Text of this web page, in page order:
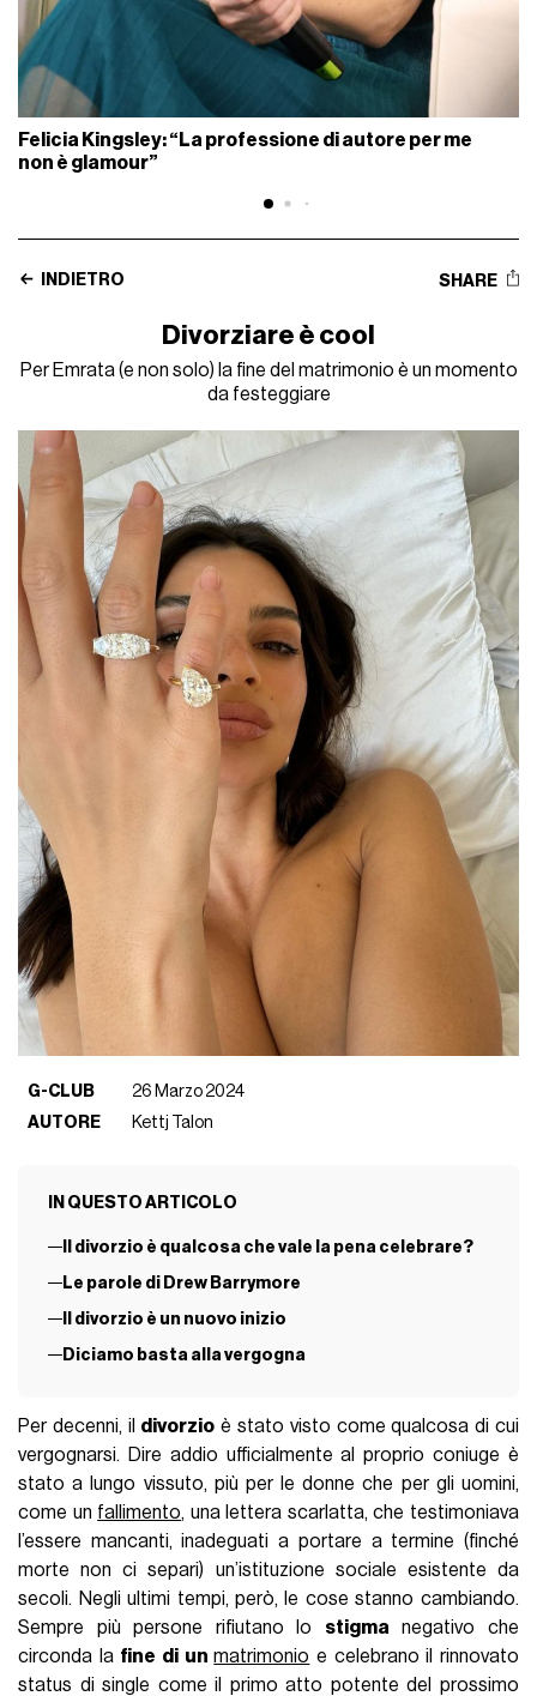
Felicia Kingsley: “La professione di autore per me
non è glamour”
INDIETRO SHARE
Divorziare è cool
Per Emrata (e non solo) la fine del matrimonio è un momento
da festeggiare
G-CLUB
26 Marzo 2024
AUTORE
Kettj Talon
IN QUESTO ARTICOLO
Il divorzio è qualcosa che vale la pena celebrare?
Le parole di Drew Barrymore
Il divorzio è un nuovo inizio
Diciamo basta alla vergogna
Per decenni, il divorzio è stato visto come qualcosa di cui
vergognarsi. Dire addio ufficialmente al proprio coniuge è
stato a lungo vissuto, più per le donne che per gli uomini,
come un fallimento, una lettera scarlatta, che testimoniava
l’essere mancanti, inadeguati a portare a termine (finché
morte non ci separi) un’istituzione sociale esistente da
secoli. Negli ultimi tempi, però, le cose stanno cambiando.
Sempre più persone rifiutano lo stigma negativo che
circonda la fine di unmatrimonio e celebrano il rinnovato
status di single come il primo atto potente del prossimo